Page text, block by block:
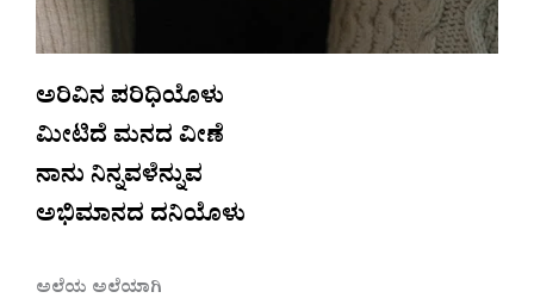
ಅರಿವಿನ ಪರಿಧಿಯೊಳು
ಮೀಟಿದೆ ಮನದ ವೀಣೆ
ನಾನು ನಿನ್ನವಳೆನ್ನುವ
ಅಭಿಮಾನದ ದನಿಯೊಳು
ಅಲೆಯ ಅಲೆಯಾಗಿ